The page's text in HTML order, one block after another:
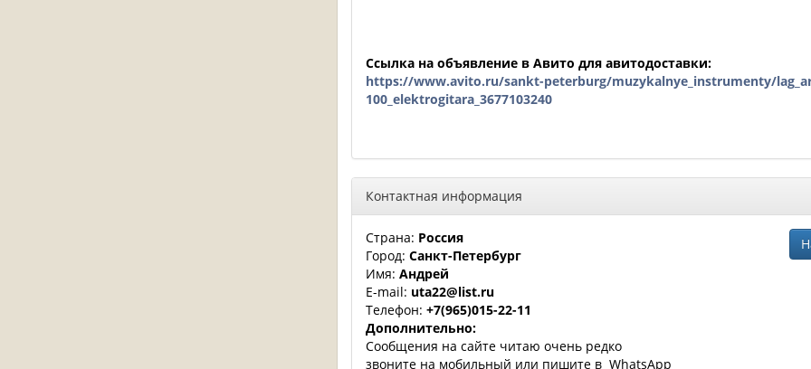
Ссылка на объявление в Авито для авитодоставки:
https://www.avito.ru/sankt-peterburg/muzykalnye_instrumenty/
100_elektrogitara_3677103240
Контактная информация
Страна: Россия
Город: Санкт-Петербург
Имя: Андрей
E-mail: uta22@list.ru
Телефон: +7(965)015-22-11
Дополнительно:
Сообщения на сайте читаю очень редко
звоните на мобильный или пишите в WhatsApp